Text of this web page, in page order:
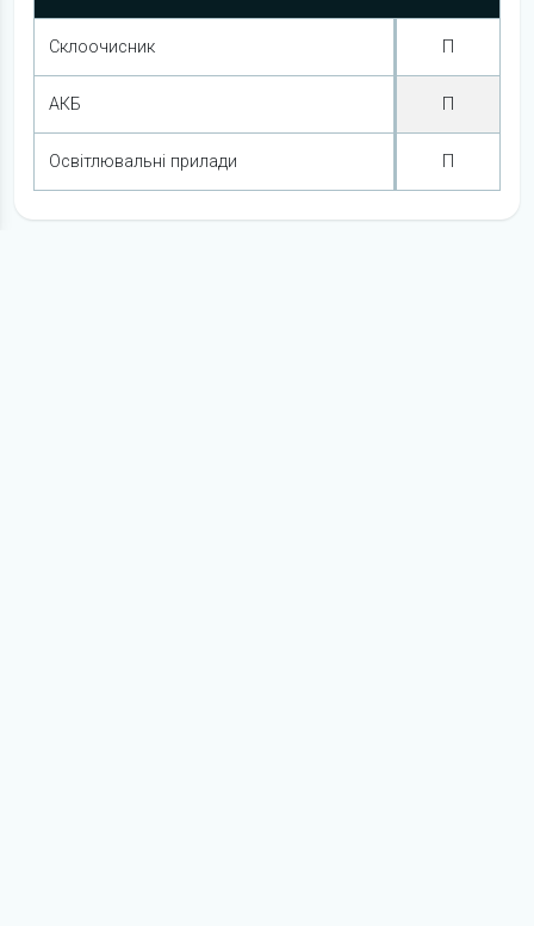
Склоочисник П
АКБ П
Освітлювальні прилади П